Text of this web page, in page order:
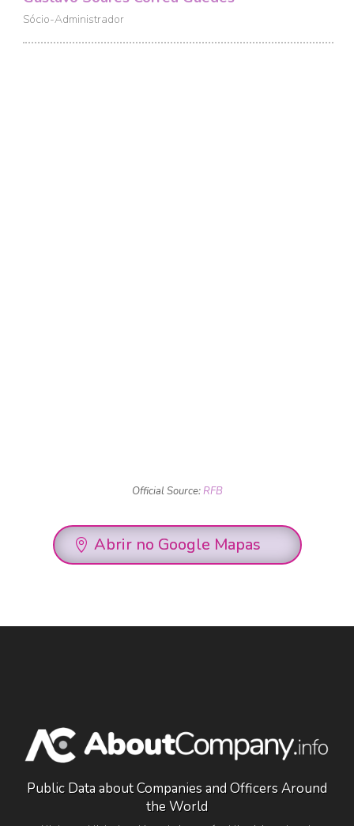
Sócio-Administrador
Official Source:RFB
Abrir no Google Mapas
Public Data about Companies and Officers Around
the World